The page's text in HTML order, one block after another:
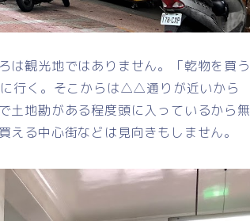
は観光地ではありません。「乾物を買う
行く。そこからは△△通りが近いから
地勘がある程度頭に入っているから無
る中心街などは見向きもしません。